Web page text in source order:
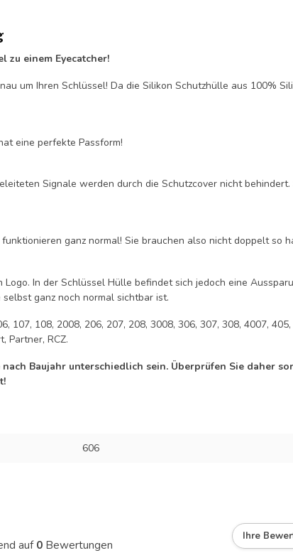
zu einem Eyecatcher!
um Ihren Schlüssel! Da die Silikon Schutzhülle aus 100%
eine perfekte Passform!
Signale werden durch die Schutzcover nicht
ganz normal! Sie brauchen also nicht doppelt so
In der Schlüssel Hülle befindet sich jedoch eine
ganz noch normal sichtbar ist.
107, 108, 2008, 206, 207, 208, 3008, 306, 307, 308, 4007,
Partner, RCZ.
Baujahr unterschiedlich sein. Überprüfen Sie daher
606
auf0 Bewertungen
Ihre